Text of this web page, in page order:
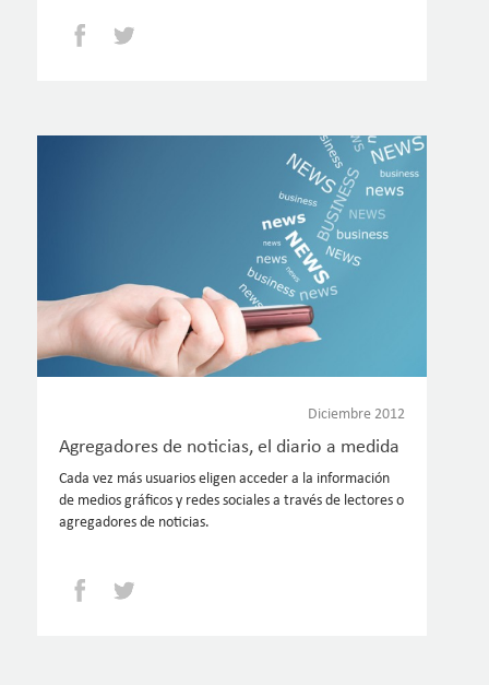
Facebook
Diciembre 2012
Agregadores de noticias, el diario a medida
Cada vez más usuarios eligen acceder a la información
de medios gráficos y redes sociales a través de lectores o
agregadores de noticias.
Facebook